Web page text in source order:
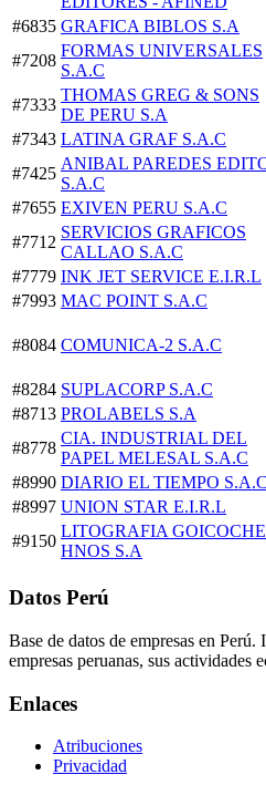
#6835 GRAFICA BIBLOS S.A
#7208
FORMAS UNIVERSALES
S.A.C
#7333
THOMAS GREG & SONS
DE PERU S.A
#7343 LATINA GRAF S.A.C
#7425
ANIBAL PAREDES
S.A.C
#7655 EXIVEN PERU S.A.C
#7712
SERVICIOS GRAFICOS
CALLAO S.A.C
#7779 INK JET SERVICE E.I.R.L
#7993 MAC POINT S.A.C
#8084 COMUNICA-2 S.A.C
#8284 SUPLACORP S.A.C
#8713 PROLABELS S.A
#8778
CIA. INDUSTRIAL DEL
PAPEL MELESAL S.A.C
#8990 DIARIO EL TIEMPO S.A.C
#8997 UNION STAR E.I.R.L
#9150
LITOGRAFIA
HNOS S.A
Datos Perú
Base de datos de empresas en
empresas peruanas, sus actividades
Enlaces
Atribuciones
Privacidad